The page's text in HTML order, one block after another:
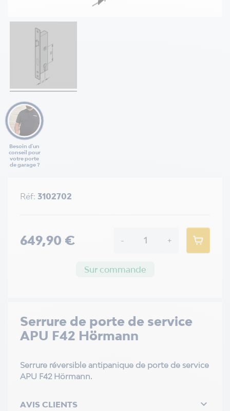
Besoin d'un
conseil pour
votre porte
de garage ?
Serrure de porte de service
APU F42 Hörmann
Serrure réversible antipanique de porte de service
APU F42 Hörmann.
AVIS CLIENTS 
Réf: 3102702
649,90 € - +
Sur commande